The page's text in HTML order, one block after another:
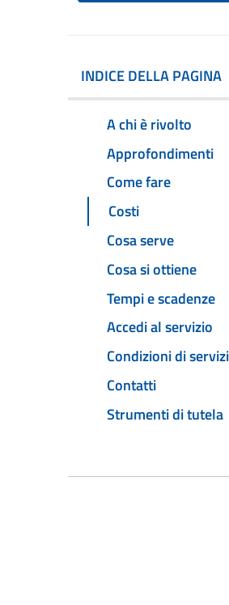
INDICE DELLA PAGINA
A chi è rivolto
Approfondimenti
Come fare
Costi
Cosa serve
Cosa si ottiene
Tempi e scadenze
Accedi al servizio
Condizioni di
Contatti
Strumenti di tutela